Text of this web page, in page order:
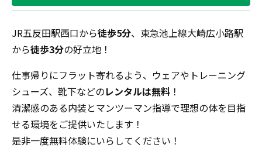
JR五反田駅西口から徒歩5分、東急池上線大崎広小路駅
から徒歩3分の好立地！
仕事帰りにフラット寄れるよう、ウェアやトレーニング
シューズ、靴下などのレンタルは無料 ！
清潔感のある内装とマンツーマン指導で理想の体を目指
せる環境をご提供いたします！
是非一度無料体験にいらしてください！